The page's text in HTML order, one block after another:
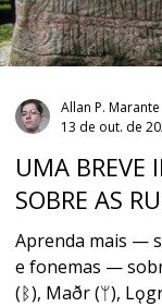
UMA BREVE
SOBRE AS
Aprenda mais —
e fonemas —
(ᛒ), Maðr (ᛘ), Lǫgr
Allan P. Marante
13 de out. de